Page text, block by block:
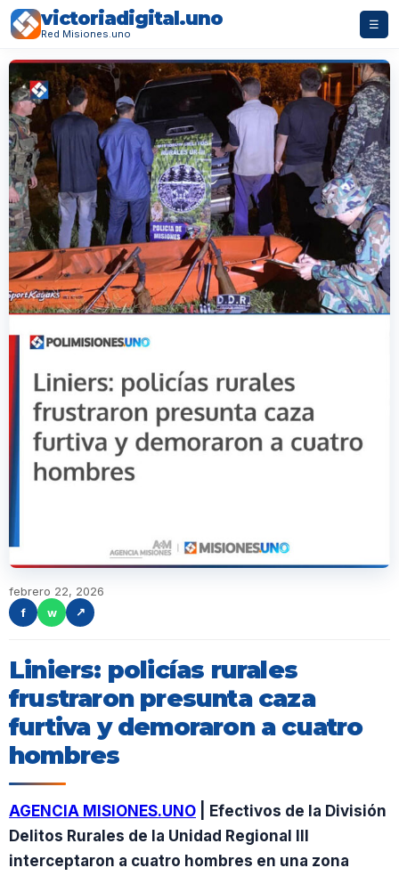
victoriadigital.uno
Red Misiones.uno
☰
febrero 22, 2026
f
w ↗
Liniers: policías rurales
frustraron presunta caza
furtiva y demoraron a cuatro
hombres
AGENCIA MISIONES.UNO | Efectivos de la División
Delitos Rurales de la Unidad Regional III
interceptaron a cuatro hombres en una zona